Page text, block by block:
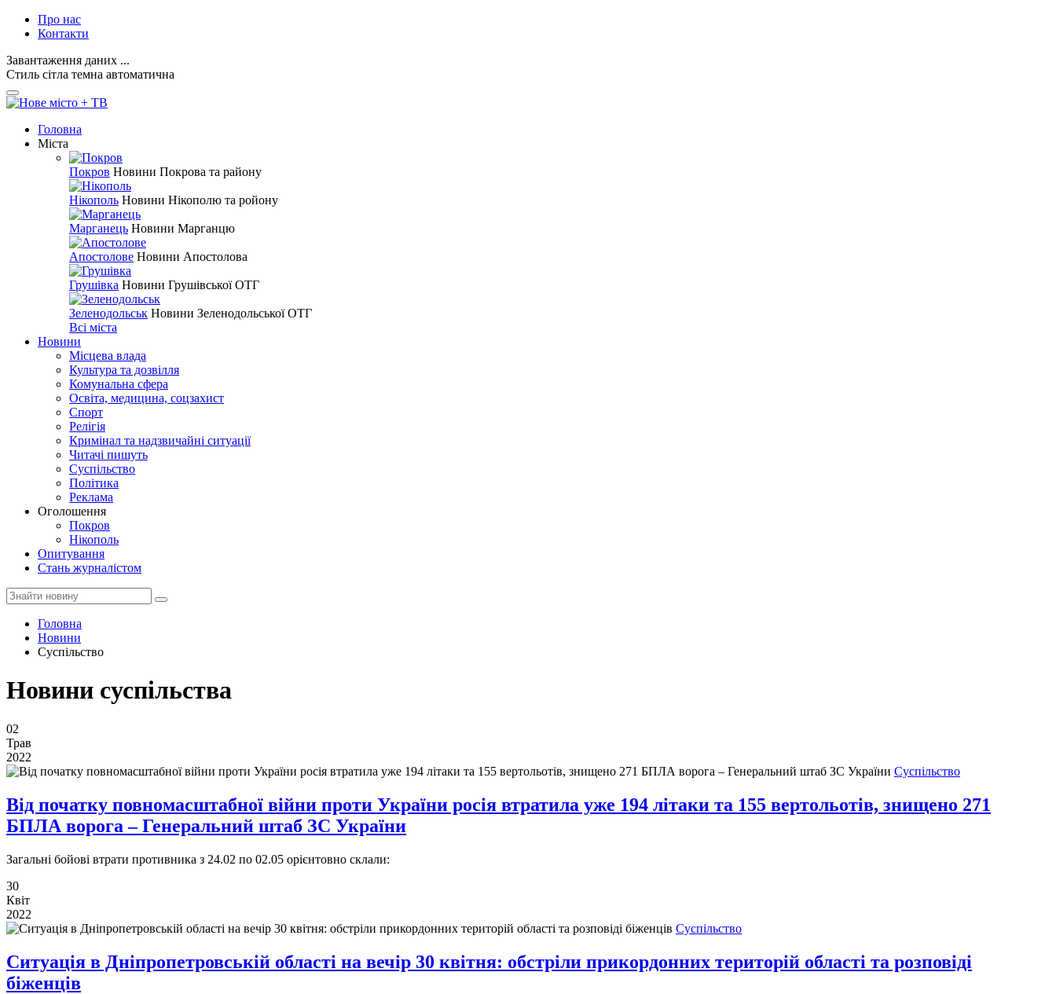
Про нас
Контакти
Завантаження даних ...
Стиль сітла темна автоматична
Головна
Міста
Покров Новини Покрова та району
Нікополь Новини Нікополю та ройону
Марганець Новини Марганцю
Апостолове Новини Апостолова
Грушівка Новини Грушівської ОТГ
Зеленодольськ Новини Зеленодольської ОТГ
Всі міста
Новини
Місцева влада
Культура та дозвілля
Комунальна сфера
Освіта, медицина, соцзахист
Спорт
Релігія
Кримінал та надзвичайні ситуації
Читачі пишуть
Суспільство
Політика
Реклама
Оголошення
Покров
Нікополь
Опитування
Стань журналістом
Головна
Новини
Суспільство
Новини суспільства
02
Трав
2022
Суспільство
Від початку повномасштабної війни проти України росія втратила уже 194 літаки та 155 вертольотів, знищено 271
БПЛА ворога ‒ Генеральний штаб ЗС України
Загальні бойові втрати противника з 24.02 по 02.05 орієнтовно склали:
30
Квіт
2022
Суспільство
Ситуація в Дніпропетровській області на вечір 30 квітня: обстріли прикордонних територій області та розповіді
біженців